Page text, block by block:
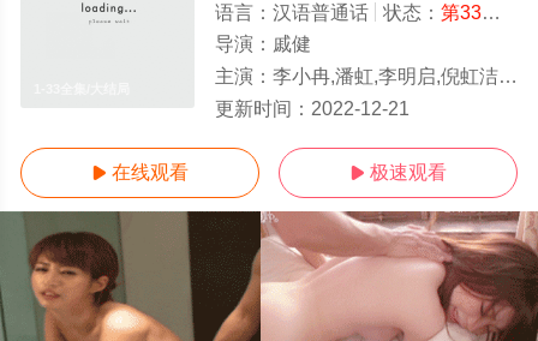
语言： 汉语普通话 状态： 第33集
导演： 戚健
主演： 李小冉,潘虹,李明启,倪虹洁,赵龙豪,王晴,赵峥,戚九洲
更新时间： 2022-12-21
 在线观看  极速观看